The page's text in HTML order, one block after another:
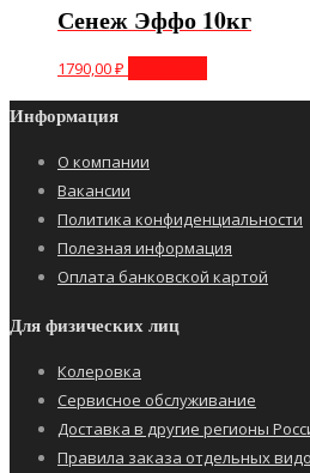
Сенеж Эффо 10кг
1790,00₽
Информация
О компании
Вакансии
Политика конфиденциальности
Полезная информация
Оплата банковской картой
Для физических лиц
Колеровка
Сервисное обслуживание
Доставка в другие регионы
Правила заказа отдельных